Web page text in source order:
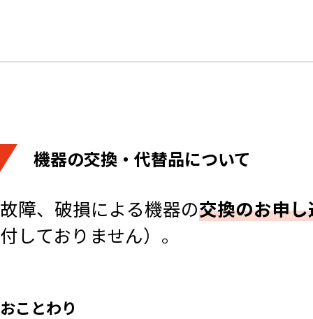
機器の交換・代替品について
故障、破損による機器の交換のお申
付しておりません）。
おことわり